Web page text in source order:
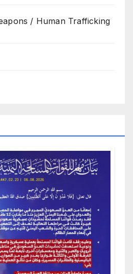
/ Human Trafficking